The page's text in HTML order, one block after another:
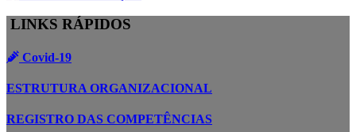
LINKS RÁPIDOS
Covid-19
ESTRUTURA ORGANIZACIONAL
REGISTRO DAS COMPETÊNCIAS